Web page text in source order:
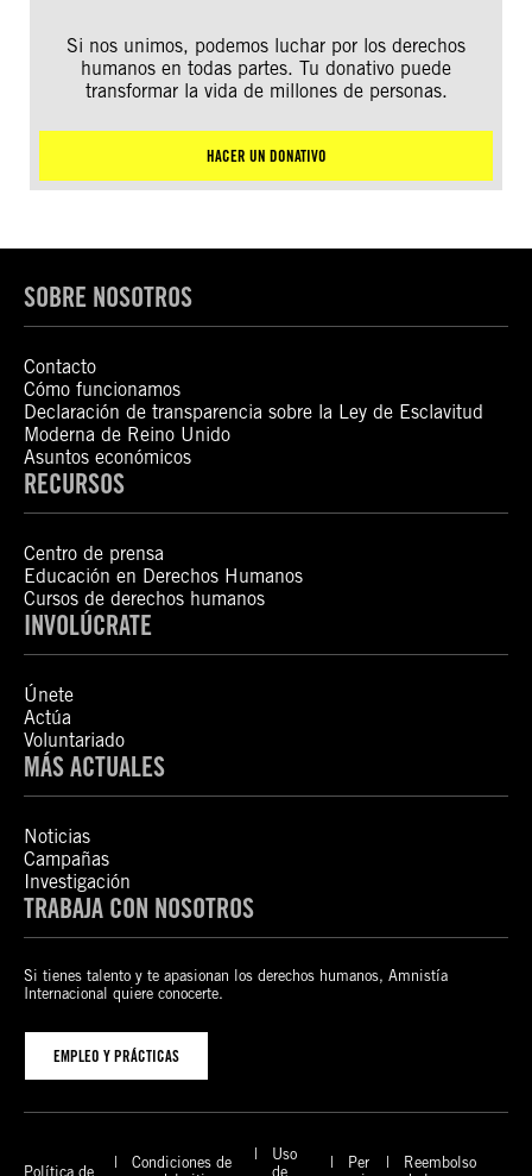
Si nos unimos, podemos luchar por los derechos
humanos en todas partes. Tu donativo puede
transformar la vida de millones de personas.
HACER UN DONATIVO
SOBRE NOSOTROS
Contacto
Cómo funcionamos
Declaración de transparencia sobre la Ley de Esclavitud
Moderna de Reino Unido
Asuntos económicos
RECURSOS
Centro de prensa
Educación en Derechos Humanos
Cursos de derechos humanos
INVOLÚCRATE
Únete
Actúa
Voluntariado
MÁS ACTUALES
Noticias
Campañas
Investigación
TRABAJA CON NOSOTROS
Si tienes talento y te apasionan los derechos humanos, Amnistía
Internacional quiere conocerte.
EMPLEO Y PRÁCTICAS
Política de
Condiciones de
Uso
de
Per
Reembolso